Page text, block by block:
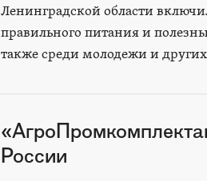
Ленинградской области
правильного питания и
также среди молодежи и
России